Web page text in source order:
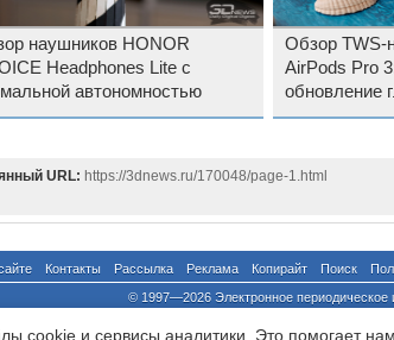
наушников HONOR
Headphones Lite с
автономностью
Обзор TWS-
AirPods Pro
обновление
Apple
URL: https://3dnews.ru/170048/page-1.html
Контакты Рассылка Реклама Копирайт Поиск
© 1997—2026 Электронное
cookie и сервисы аналитики. Это помогает нам